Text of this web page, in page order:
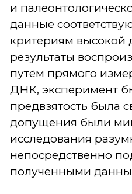
и
данные
критериям высокой
результаты
путём прямого
ДНК, эксперимент
предвзятость была
допущения были
исследования
непосредственно
полученными